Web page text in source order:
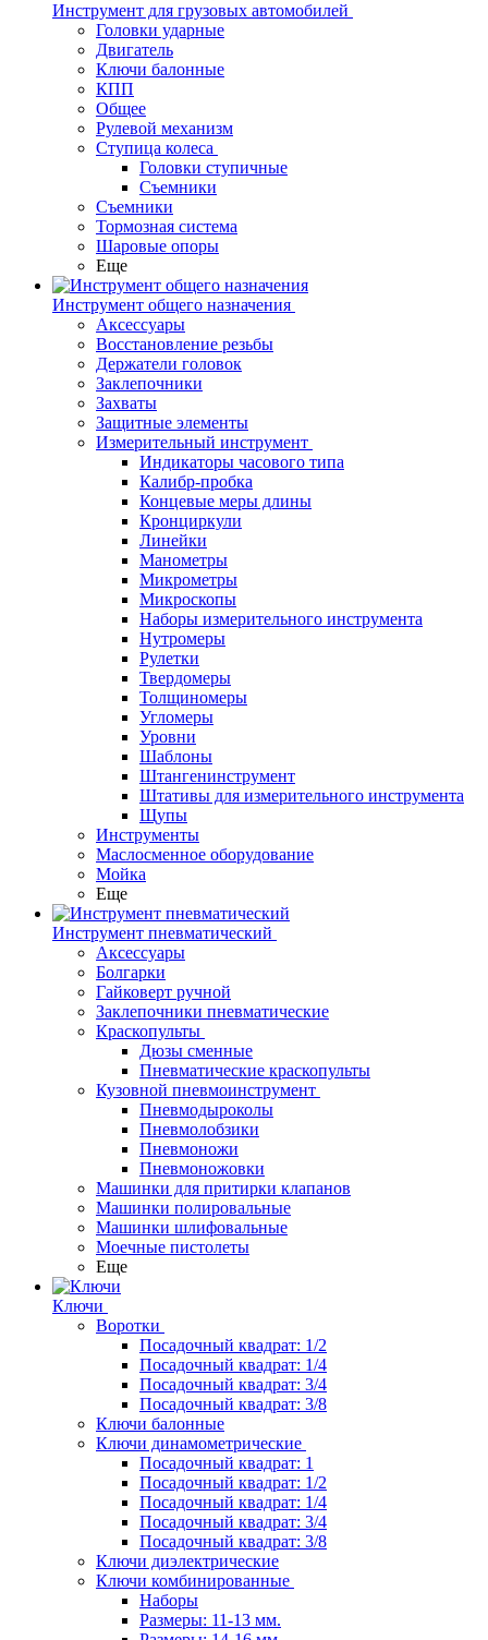
Инструмент для грузовых автомобилей
Головки ударные
Двигатель
Ключи балонные
КПП
Общее
Рулевой механизм
Ступица колеса
Головки ступичные
Съемники
Съемники
Тормозная система
Шаровые опоры
Еще
Инструмент общего назначения
Аксессуары
Восстановление резьбы
Держатели головок
Заклепочники
Захваты
Защитные элементы
Измерительный инструмент
Индикаторы часового типа
Калибр-пробка
Концевые меры длины
Кронциркули
Линейки
Манометры
Микрометры
Микроскопы
Наборы измерительного инструмента
Нутромеры
Рулетки
Твердомеры
Толщиномеры
Угломеры
Уровни
Шаблоны
Штангенинструмент
Штативы для измерительного инструмента
Щупы
Инструменты
Маслосменное оборудование
Мойка
Еще
Инструмент пневматический
Аксессуары
Болгарки
Гайковерт ручной
Заклепочники пневматические
Краскопульты
Дюзы сменные
Пневматические краскопульты
Кузовной пневмоинструмент
Пневмодыроколы
Пневмолобзики
Пневмоножи
Пневмоножовки
Машинки для притирки клапанов
Машинки полировальные
Машинки шлифовальные
Моечные пистолеты
Еще
Ключи
Воротки
Посадочный квадрат: 1/2
Посадочный квадрат: 1/4
Посадочный квадрат: 3/4
Посадочный квадрат: 3/8
Ключи балонные
Ключи динамометрические
Посадочный квадрат: 1
Посадочный квадрат: 1/2
Посадочный квадрат: 1/4
Посадочный квадрат: 3/4
Посадочный квадрат: 3/8
Ключи диэлектрические
Ключи комбинированные
Наборы
Размеры: 11-13 мм.